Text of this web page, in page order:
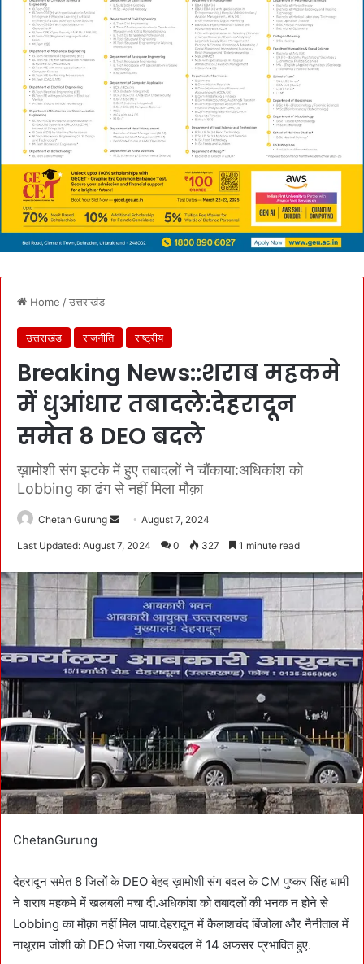
Home /उत्तराखंड
उत्तराखंड राजनीति राष्ट्रीय
Breaking News::शराब महकमे
में धुआंधार तबादले:देहरादून
समेत 8 DEO बदले
ख़ामोशी संग झटके में हुए तबादलों ने चौंकाया:अधिकांश को
Lobbing का ढंग से नहीं मिला मौक़ा
Chetan Gurung
d
a
n
e
a
August 7, 2024
Last Updated: August 7, 2024 0 327 1 minute read
ChetanGurung
देहरादून समेत 8 जिलों के DEO बेहद ख़ामोशी संग बदल के CM पुष्कर सिंह धामी
ने शराब महकमे में खलबली मचा दी.अधिकांश को तबादलों की भनक न होने से
Lobbing का मौक़ा नहीं मिल पाया.देहरादून में कैलाशचंद बिंजोला और नैनीताल में
नाथूराम जोशी को DEO भेजा गया.फेरबदल में 14 अफसर प्रभावित हुए.